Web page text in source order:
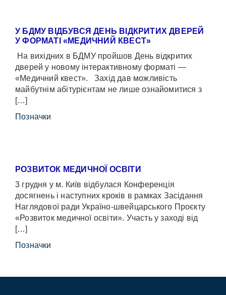
У БДМУ ВІДБУВСЯ ДЕНЬ ВІДКРИТИХ ДВЕРЕЙ
У ФОРМАТІ «МЕДИЧНИЙ КВЕСТ»
На вихідних в БДМУ пройшов День відкритих
дверей у новому інтерактивному форматі —
«Медичний квест». Захід дав можливість
майбутнім абітурієнтам не лише ознайомитися з
[…]
Позначки
РОЗВИТОК МЕДИЧНОЇ ОСВІТИ
3 грудня у м. Київ відбулася Конференція
досягнень і наступних кроків в рамках Засідання
Наглядової ради Україно-швейцарського Проєкту
«Розвиток медичної освіти». Участь у заході від
[…]
Позначки